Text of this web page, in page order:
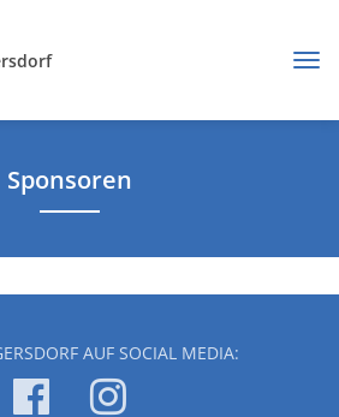
Sponsoren
AUF SOCIAL MEDIA: